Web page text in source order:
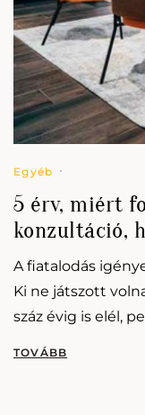
Egyéb
5 érv, miért
konzultáció,
A fiatalodás
Ki ne játszott
száz évig is elél,